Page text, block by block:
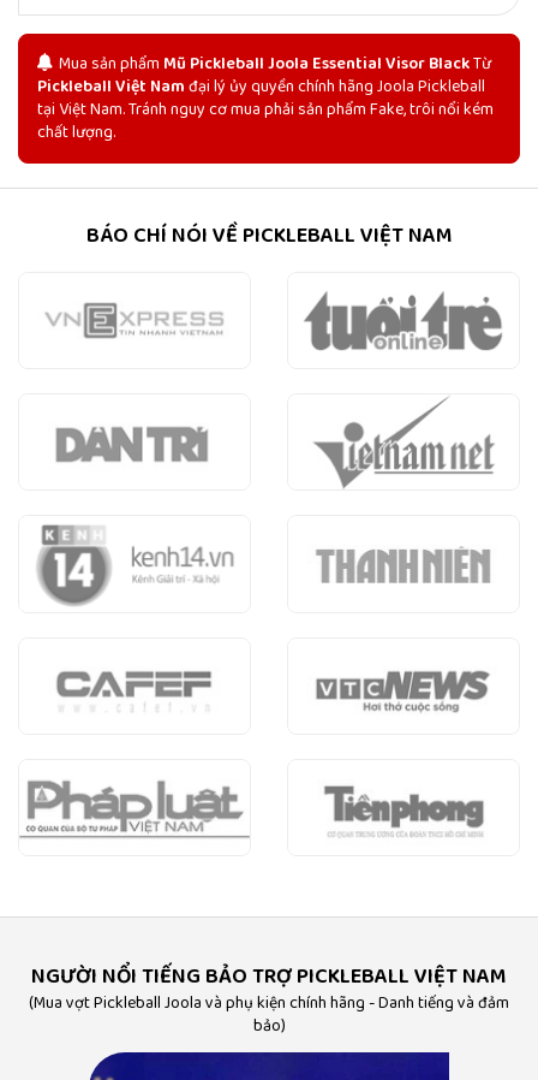
Mua sản phẩm Mũ Pickleball Joola Essential Visor BlackTừ
Pickleball Việt Namđại lý ủy quyền chính hãng Joola Pickleball
tại Việt Nam. Tránh nguy cơ mua phải sản phẩm Fake, trôi nổi kém
chất lượng.
BÁO CHÍ NÓI VỀ PICKLEBALL VIỆT NAM
NGƯỜI NỔI TIẾNG BẢO TRỢ PICKLEBALL VIỆT NAM
(Mua vợt Pickleball Joola và phụ kiện chính hãng - Danh tiếng và đảm
bảo)